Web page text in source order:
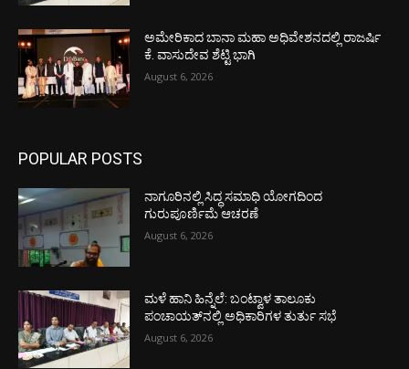
ಅಮೇರಿಕಾದ ಬಾನಾ ಮಹಾ ಅಧಿವೇಶನದಲ್ಲಿ ರಾಜರ್ಷಿ
ಕೆ. ವಾಸುದೇವ ಶೆಟ್ಟಿ ಭಾಗಿ
August 6, 2026
POPULAR POSTS
ನಾಗೂರಿನಲ್ಲಿ ಸಿದ್ಧ ಸಮಾಧಿ ಯೋಗದಿಂದ
ಗುರುಪೂರ್ಣಿಮೆ ಆಚರಣೆ
August 6, 2026
ಮಳೆ ಹಾನಿ ಹಿನ್ನೆಲೆ: ಬಂಟ್ವಾಳ ತಾಲೂಕು
ಪಂಚಾಯತ್‌ನಲ್ಲಿ ಅಧಿಕಾರಿಗಳ ತುರ್ತು ಸಭೆ
August 6, 2026